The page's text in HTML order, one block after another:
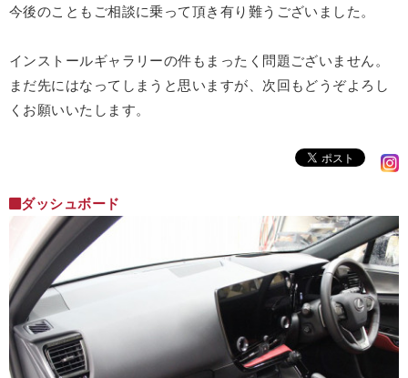
今後のこともご相談に乗って頂き有り難うございました。
インストールギャラリーの件もまったく問題ございません。
まだ先にはなってしまうと思いますが、次回もどうぞよろし
くお願いいたします。
ダッシュボード